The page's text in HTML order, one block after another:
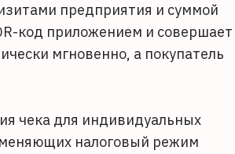
предприятия и суммой
код приложением и совершает
мгновенно, а покупатель
чека для индивидуальных
налоговый режим